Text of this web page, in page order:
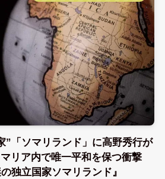
”「ソマリランド」に高野秀行が
リア内で唯一平和を保つ衝撃
独立国家ソマリランド』